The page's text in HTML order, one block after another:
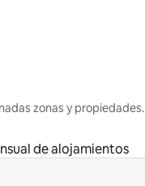
zonas y propiedades.
de alojamientos